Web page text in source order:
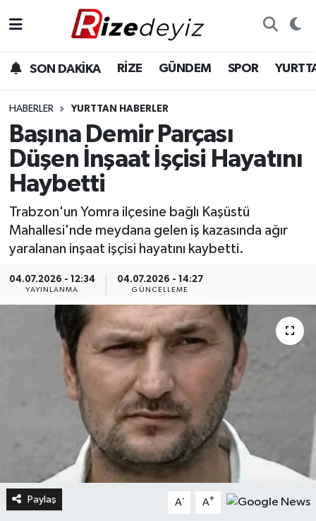
SON DAKİKA RİZE GÜNDEM SPOR
HABERLER YURTTAN HABERLER
Başına Demir Parçası
Düşen İnşaat İşçisi Hayatını
Haybetti
Trabzon'un Yomra ilçesine bağlı Kaşüstü
Mahallesi'nde meydana gelen iş kazasında ağır
yaralanan inşaat işçisi hayatını kaybetti.
04.07.2026 - 12:34
YAYINLANMA
04.07.2026 - 14:27
GÜNCELLEME
Paylaş A- A+
Gündem
Yurttan Haberler
Ekonomi
Teknoloji
Sağlık
Rize Hava Durumu
Rize Trafik Yoğunluk Haritası
Süper Lig Puan Durumu ve Fikstür
Tüm Manşetler
Son Dakika Haberleri